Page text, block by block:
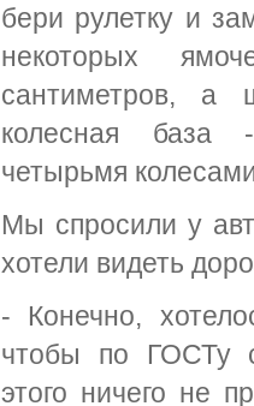
бери рулетку и
некоторых
сантиметров, а
колесная база
четырьмя
Мы спросили у
хотели видеть
- Конечно,
чтобы по ГОСТу
этого ничего не